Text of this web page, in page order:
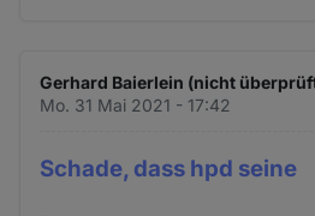
Gerhard Baierlein (nicht
Mo. 31 Mai 2021 - 17:42
Schade, dass hpd seine